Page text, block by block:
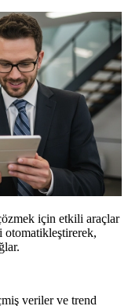
için etkili araçlar
otomatikleştirerek,
veriler ve trend